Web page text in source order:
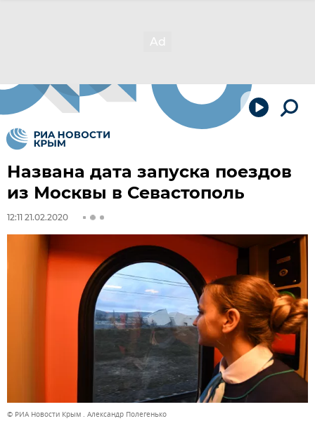
Названа дата запуска поездов
из Москвы в Севастополь
12:11 21.02.2020
© РИА Новости Крым . Александр Полегенько